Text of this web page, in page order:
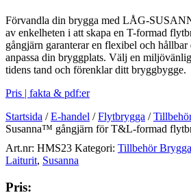
Förvandla din brygga med LÅG-
av enkelheten i att skapa en T-formad
gångjärn garanterar en flexibel och
anpassa din bryggplats. Välj en
tidens tand och förenklar ditt bryggbygge.
Pris | fakta & pdf:er
Startsida /E-handel /Flytbrygga /
Susanna™ gångjärn för T&L-formad
Art.nr: HMS23 Kategori: Tillbehör Brygga
Laiturit, Susanna
Pris: